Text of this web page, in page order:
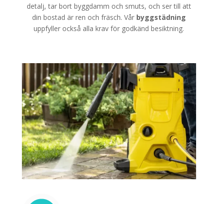
detalj, tar bort byggdamm och smuts, och ser till att
din bostad är ren och fräsch. Vår byggstädning
uppfyller också alla krav för godkänd besiktning.